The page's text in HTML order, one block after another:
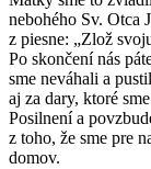
nebohého Sv. Otca
z piesne: „Zlož
Po skončení nás
sme neváhali a
aj za dary, ktoré
Posilnení a
z toho, že sme pre
domov.